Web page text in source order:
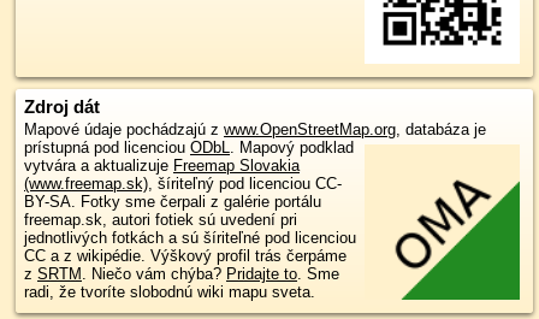
Zdroj dát
Mapové údaje pochádzajú z www.OpenStreetMap.org, databáza je
prístupná pod licenciou ODbL. Mapový podklad
vytvára a aktualizuje Freemap Slovakia
(www.freemap.sk), šíriteľný pod licenciou CC-
BY-SA. Fotky sme čerpali z galérie portálu
freemap.sk, autori fotiek sú uvedení pri
jednotlivých fotkách a sú šíriteľné pod licenciou
CC a z wikipédie. Výškový profil trás čerpáme
z SRTM . Niečo vám chýba? Pridajte to. Sme
radi, že tvoríte slobodnú wiki mapu sveta.